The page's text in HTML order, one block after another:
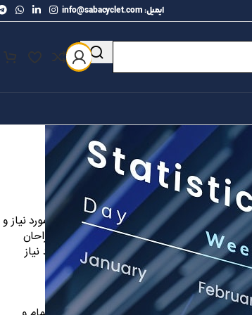
ایمیل: info@sabacyclet.com
که لازم است و برای شرایط فعلی تکنولوژی مورد نیاز و
تا با نرم افزارها شناخت بیشتری را برای طراحان
شرایط سخت تایپ به پایان رسد و زمان مورد نیاز